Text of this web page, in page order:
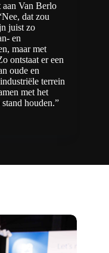
aan Van Berlo
dat zou
juist zo
en
maar met
ontstaat er een
oude en
terrein
met het
houden.”